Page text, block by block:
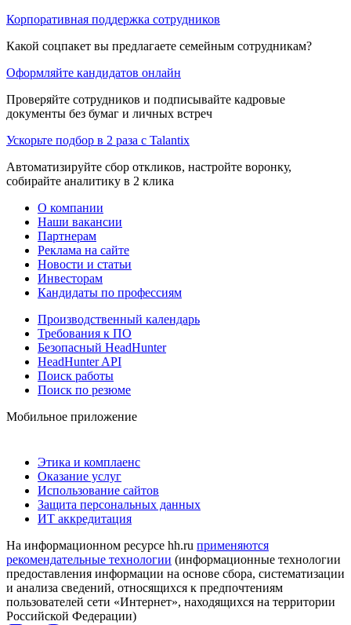
Корпоративная поддержка сотрудников
Какой соцпакет вы предлагаете семейным сотрудникам?
Оформляйте кандидатов онлайн
Проверяйте сотрудников и подписывайте кадровые
документы без бумаг и личных встреч
Ускорьте подбор в 2 раза с Talantix
Автоматизируйте сбор откликов, настройте воронку,
собирайте аналитику в 2 клика
О компании
Наши вакансии
Партнерам
Реклама на сайте
Новости и статьи
Инвесторам
Кандидаты по профессиям
Производственный календарь
Требования к ПО
Безопасный HeadHunter
HeadHunter API
Поиск работы
Поиск по резюме
Мобильное приложение
Этика и комплаенс
Оказание услуг
Использование сайтов
Защита персональных данных
ИТ аккредитация
На информационном ресурсе hh.ru применяются
рекомендательные технологии (информационные технологии
предоставления информации на основе сбора, систематизации
и анализа сведений, относящихся к предпочтениям
пользователей сети «Интернет», находящихся на территории
Российской Федерации)